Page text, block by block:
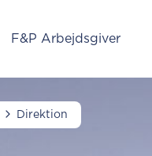
F&P Arbejdsgiver
Direktion